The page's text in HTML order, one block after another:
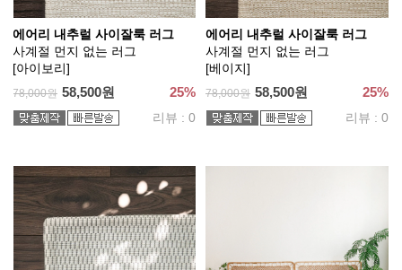
에어리 내추럴 사이잘룩 러그
사계절 먼지 없는 러그
[아이보리]
78,000원 58,500원 25%
리뷰 : 0
에어리 내추럴 사이잘룩 러그
사계절 먼지 없는 러그
[베이지]
78,000원 58,500원 25%
리뷰 : 0